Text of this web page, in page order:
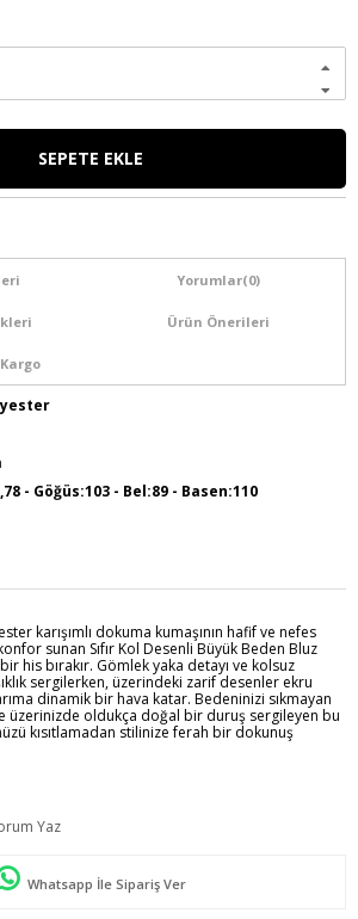
Yorumlar(0)
Ürün Önerileri
- Göğüs:103 - Bel:89 - Basen:110
karışımlı dokuma kumaşının hafif ve nefes
sunan Sıfır Kol Desenli Büyük Beden Bluz
his bırakır. Gömlek yaka detayı ve kolsuz
sergilerken, üzerindeki zarif desenler ekru
dinamik bir hava katar. Bedeninizi sıkmayan
üzerinizde oldukça doğal bir duruş sergileyen bu
kısıtlamadan stilinize ferah bir dokunuş
Yaz
Whatsapp İle Sipariş Ver